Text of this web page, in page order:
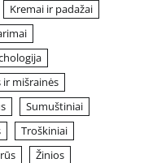
Kremai ir padažai
ir mišrainės
Sumuštiniai
Troškiniai
Žinios